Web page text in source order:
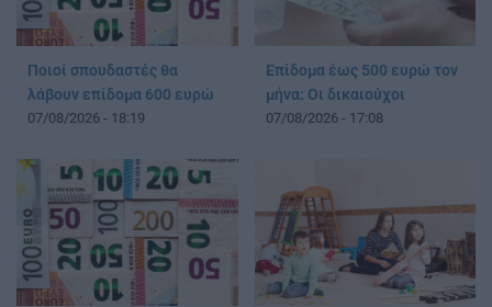
Ποιοί σπουδαστές θα
λάβουν επίδομα 600 ευρώ
07/08/2026 - 18:19
Επίδομα έως 500 ευρώ τον
μήνα: Οι δικαιούχοι
07/08/2026 - 17:08